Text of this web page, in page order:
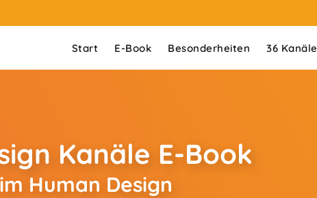
Start E-Book Besonderheiten 36 Kanäle
Kanäle E-Book
Human Design